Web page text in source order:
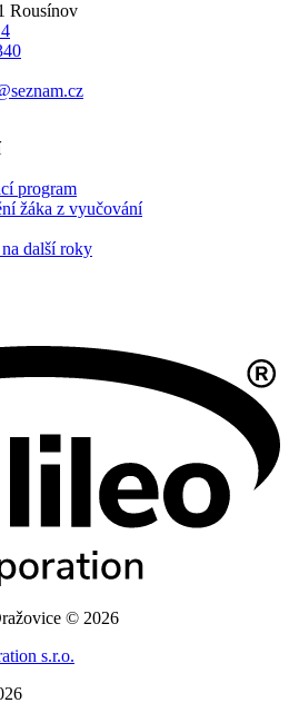
Rousínov
program
žáka z vyučování
další roky
© 2026
s.r.o.